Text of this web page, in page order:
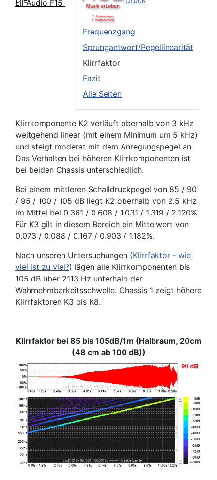
Lii Audio F15
TSP
Frequenzgang
Sprungantwort/Pegellinearität
Klirrfaktor
Fazit
Alle Seiten
Klirrkomponente K2 verläuft oberhalb von 3 kHz
weitgehend linear (mit einem Minimum um 5 kHz)
und steigt moderat mit dem Anregungspegel an.
Das Verhalten bei höheren Klirrkomponenten ist
bei beiden Chassis unterschiedlich.
Bei einem mittleren Schalldruckpegel von 85 / 90
/ 95 / 100 / 105 dB liegt K2 oberhalb von 2.5 kHz
im Mittel bei 0.361 / 0.608 / 1.031 / 1.319 / 2.120%.
Für K3 gilt in diesem Bereich ein Mittelwert von
0.073 / 0.088 / 0.167 / 0.903 / 1.182%.
Nach unseren Untersuchungen (Klirrfaktor - wie
viel ist zu viel?) lägen alle Klirrkomponenten bis
105 dB über 2113 Hz unterhalb der
Wahrnehmbarkeitsschwelle. Chassis 1 zeigt höhere
Klirrfaktoren K3 bis K8.
Klirrfaktor bei 85 bis 105dB/1m (Halbraum, 20cm
(48 cm ab 100 dB))